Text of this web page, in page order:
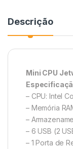
Descrição
Mini CPU
– CPU: Intel
– Memória
–
– 6 USB (2
– 1 Porta de